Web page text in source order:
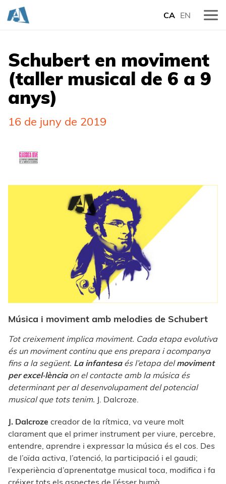
CA EN
Schubert en moviment
(taller musical de 6 a 9
anys)
16 de juny de 2019
Música i moviment amb melodies de Schubert
Tot creixement implica moviment. Cada etapa evolutiva
és un moviment continu que ens prepara i acompanya
fins a la següent. La infantesa és l’etapa delmoviment
per excel·lènciaon el contacte amb la música és
determinant per al desenvolupament del potencial
musical que tots tenim. J. Dalcroze.
J. Dalcroze creador de la rítmica, va veure molt
clarament que el primer instrument per viure, percebre,
entendre, aprendre i expressar la música és el cos. Des
de l’oïda activa, l’atenció, la participació i el gaudi;
l’experiència d’aprenentatge musical toca, modifica i fa
créixer tots els aspectes de l’ésser humà.